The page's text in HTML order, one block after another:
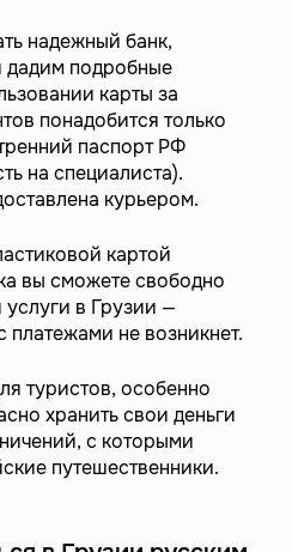
надежный банк,
дадим подробные
карты за
понадобится только
паспорт РФ
на специалиста).
курьером.
картой
вы сможете свободно
услуги в Грузии —
платежами не возникнет.
туристов, особенно
хранить свои деньги
с которыми
путешественники.